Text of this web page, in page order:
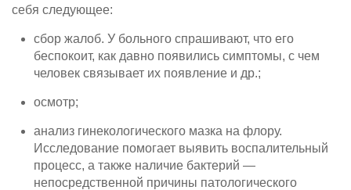
себя следующее:
сбор жалоб. У больного спрашивают, что его
беспокоит, как давно появились симптомы, с чем
человек связывает их появление и др.;
осмотр;
анализ гинекологического мазка на флору.
Исследование помогает выявить воспалительный
процесс, а также наличие бактерий —
непосредственной причины патологического